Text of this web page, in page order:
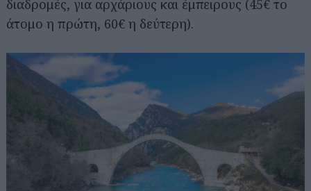
διαδρομές, για αρχάριους και έμπειρους (45€ το
άτομο η πρώτη, 60€ η δεύτερη).